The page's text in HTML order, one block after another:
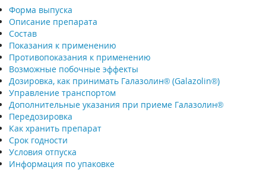
Форма выпуска
Описание препарата
Состав
Показания к применению
Противопоказания к применению
Возможные побочные эффекты
Дозировка, как принимать Галазолин® (Galazolin®)
Управление транспортом
Дополнительные указания при приеме Галазолин®
Передозировка
Как хранить препарат
Срок годности
Условия отпуска
Информация по упаковке